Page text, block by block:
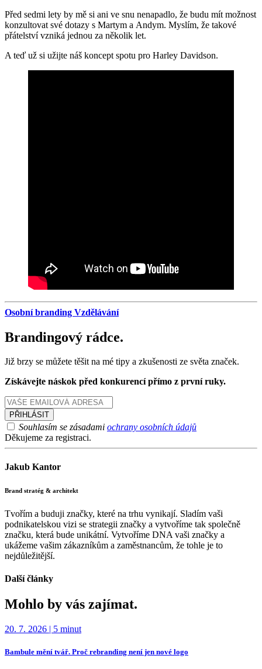
Před sedmi lety by mě si ani ve snu nenapadlo, že budu mít možnost
konzultovat své dotazy s Martym a Andym. Myslím, že takové
přátelství vzniká jednou za několik let.
A teď už si užijte náš koncept spotu pro Harley Davidson.
Osobní branding Vzdělávání
Brandingový rádce.
Již brzy se můžete těšit na mé tipy a zkušenosti ze světa značek.
Získávejte náskok před konkurencí přímo z první ruky.
Souhlasím se zásadami ochrany osobních údajů
Děkujeme za registraci.
Jakub Kantor
Brand stratég & architekt
Tvořím a buduji značky, které na trhu vynikají. Sladím vaši
podnikatelskou vizi se strategii značky a vytvoříme tak společně
značku, která bude unikátní. Vytvoříme DNA vaši značky a
ukážeme vašim zákazníkům a zaměstnancům, že tohle je to
nejdůležitější.
Další články
Mohlo by vás zajímat.
20. 7. 2026 | 5 minut
Bambule mění tvář. Proč rebranding není jen nové logo